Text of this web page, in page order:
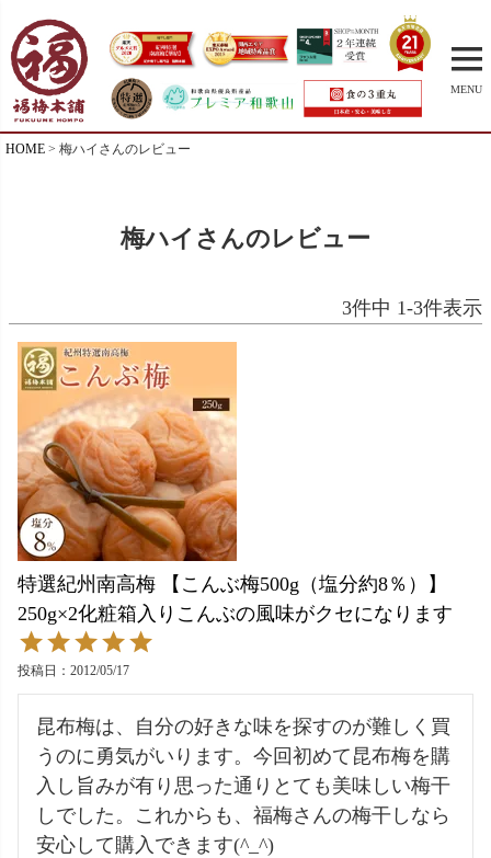
MENU
HOME 梅ハイさんのレビュー
梅ハイさんのレビュー
3件中 1-3件表示
特選紀州南高梅 【こんぶ梅500g（塩分約8％）】
250g×2化粧箱入りこんぶの風味がクセになります
投稿日 2012/05/17
昆布梅は、自分の好きな味を探すのが難しく買
うのに勇気がいります。今回初めて昆布梅を購
入し旨みが有り思った通りとても美味しい梅干
しでした。これからも、福梅さんの梅干しなら
安心して購入できます(^_^)